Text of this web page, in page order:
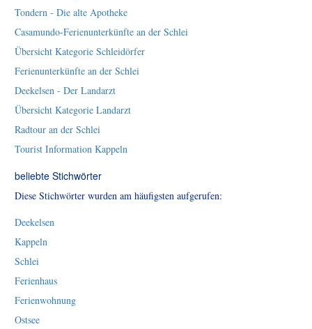
Tondern - Die alte Apotheke
Casamundo-Ferienunterkünfte an der Schlei
Übersicht Kategorie Schleidörfer
Ferienunterkünfte an der Schlei
Deekelsen - Der Landarzt
Übersicht Kategorie Landarzt
Radtour an der Schlei
Tourist Information Kappeln
beliebte Stichwörter
Diese Stichwörter wurden am häufigsten aufgerufen:
Deekelsen
Kappeln
Schlei
Ferienhaus
Ferienwohnung
Ostsee